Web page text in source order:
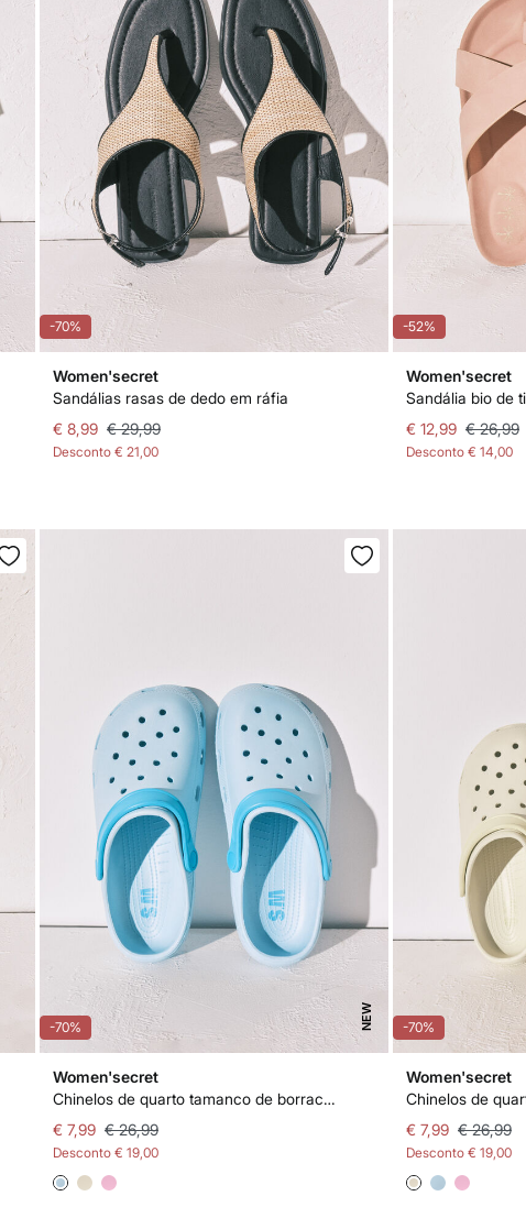
-70%
Women'secret
Sandálias rasas de dedo em ráfia
€ 8,99 € 29,99
Desconto € 21,00
-52%
Women'secret
Sandália bio de
€ 12,99 € 26,99
Desconto € 14,00
-70% NEW
Women'secret
Chinelos de quarto tamanco de borracha azul
€ 7,99 € 26,99
Desconto € 19,00
-70%
Women'secret
€ 7,99 € 26,99
Desconto € 19,00